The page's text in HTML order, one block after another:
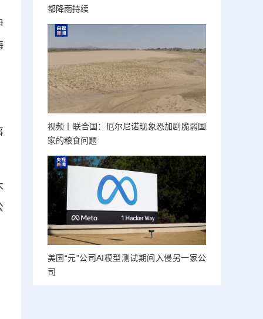
都降雨持续
视频丨联合国：厄尔尼诺现象恐加剧脆弱国
家的粮食问题
美国“元”公司AI模型测试期间入侵另一家公
司